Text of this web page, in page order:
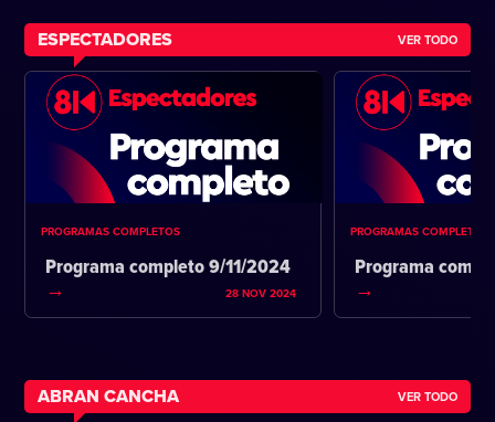
ESPECTADORES VER TODO
PROGRAMAS COMPLETOS
Programa completo 9/11/2024
28 NOV 2024
PROGRAMAS COMPLETOS
Programa
ABRAN CANCHA VER TODO